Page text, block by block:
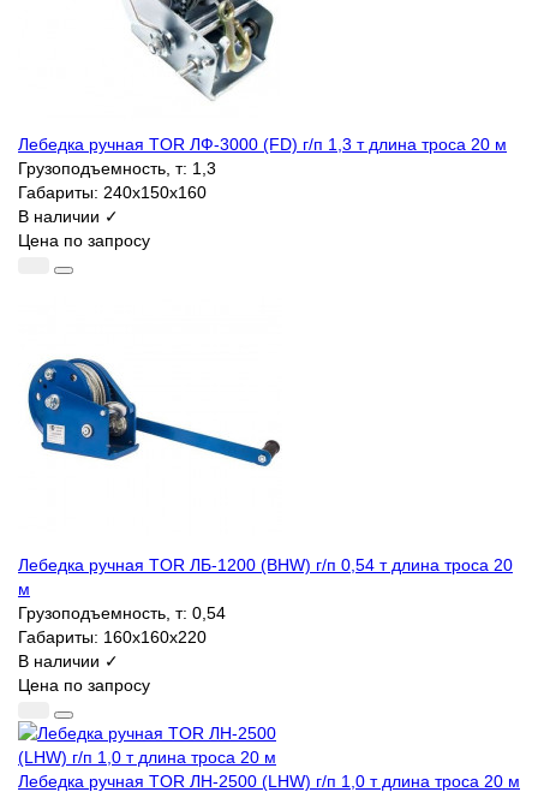
Лебедка ручная TOR ЛФ-3000 (FD) г/п 1,3 т длина троса 20 м
Грузоподъемность, т: 1,3
Габариты: 240х150х160
В наличии ✓
Цена по запросу
Лебедка ручная TOR ЛБ-1200 (BHW) г/п 0,54 т длина троса 20
м
Грузоподъемность, т: 0,54
Габариты: 160х160х220
В наличии ✓
Цена по запросу
Лебедка ручная TOR ЛН-2500 (LHW) г/п 1,0 т длина троса 20 м